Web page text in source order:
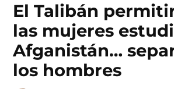
El Talibán
las mujeres
Afganistán…
los hombres